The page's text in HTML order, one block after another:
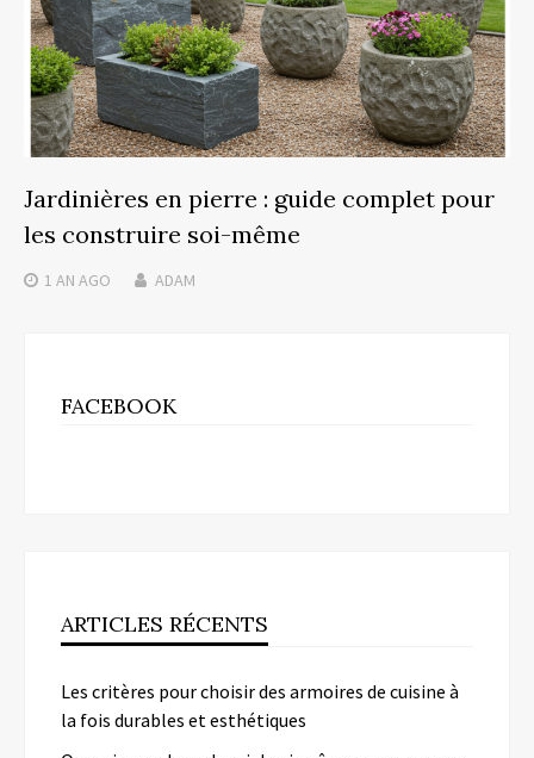
Jardinières en pierre : guide complet pour
les construire soi-même
1 AN AGO ADAM
FACEBOOK
ARTICLES RÉCENTS
Les critères pour choisir des armoires de cuisine à
la fois durables et esthétiques